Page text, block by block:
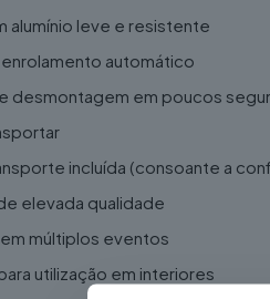
alumínio leve e resistente
automático
desmontagem em poucos
incluída (consoante a
elevada qualidade
múltiplos eventos
utilização em interiores